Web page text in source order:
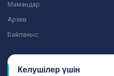
Мамандар
Архив
Байланыс
Келушілер үшін